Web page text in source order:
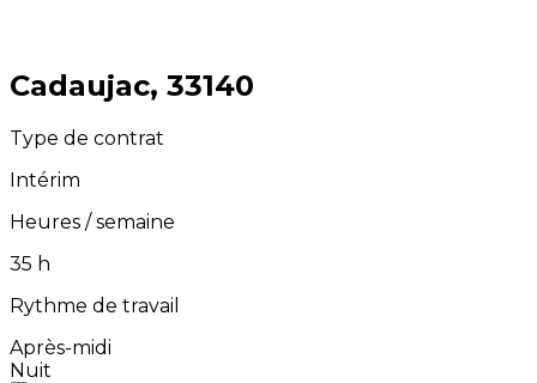
⁨Cadaujac⁩, ⁨33140⁩
Type de contrat
Intérim
Heures / semaine
⁨35⁩ h
Rythme de travail
Après-midi
Nuit